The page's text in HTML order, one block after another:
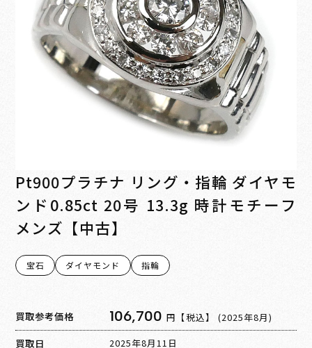
Pt900プラチナ リング・指輪 ダイヤモ
ンド0.85ct 20号 13.3g 時計モチーフ
メンズ【中古】
宝石 ダイヤモンド 指輪
買取参考価格 106,700 円【税込】 (2025年8月)
買取日 2025年8月11日